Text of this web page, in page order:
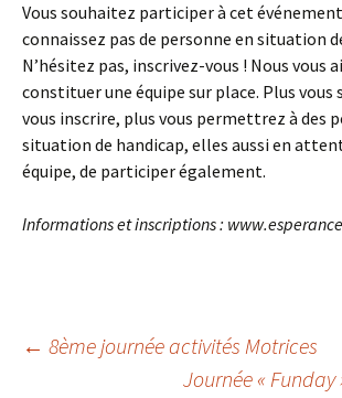
Vous souhaitez participer à cet
connaissez pas de personne en situation
N’hésitez pas, inscrivez-vous ! Nous vous
constituer une équipe sur place. Plus vous
vous inscrire, plus vous permettrez à des
situation de handicap, elles aussi en
équipe, de participer également.
Informations et inscriptions :
Navigation
← 8ème journée activités Motrices
Journée « Funday